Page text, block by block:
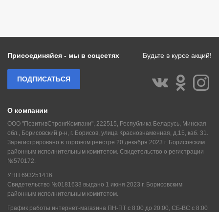
О компании
ООО "ПозитивСтронгКомпани", 222515, Республика Беларусь, Минская
обл., Борисовский р-н, г. Борисов, улица Краснознаменная, д.15, каб. 31.
Зарегистрировано в торговом реестре 20 декабря 2023 г. Борисовским
районным исполнительным комитетом. Свидетельство о регистрации
№570172.
УНП 693251416
Свидетельство №0181633 выдано 1 июня 2023 г. Борисовским
районным исполнительным комитетом.
График работы интернет-магазина ПН-ПТ с 8:00 до 20:00, СБ-ВС с 8:00
Присоединяйся - мы в соцсетях Будьте в курсе акций!
ПОДПИСАТЬСЯ